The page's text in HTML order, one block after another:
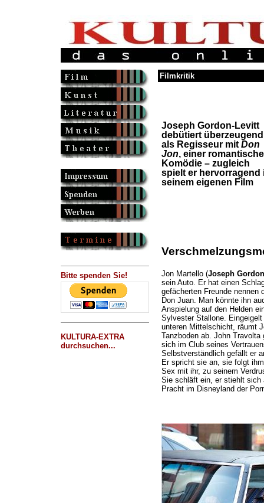
Bitte spenden Sie!
KULTURA-EXTRA
durchsuchen...
Filmkritik
Joseph Gordon-Levitt
debütiert überzeugend
als Regisseur mit Don
Jon, einer
Komödie – zugleich
spielt er hervorragend
seinem eigenen Film
Jon Martello (Joseph
sein Auto. Er hat einen
gefächerten Freunde nennen
Don Juan. Man könnte ihn
Anspielung auf den Helden
Sylvester Stallone.
unteren Mittelschicht, räumt
Tanzboden ab. John
sich im Club seines
Selbstverständlich gefällt er
Er spricht sie an, sie folgt
Sex mit ihr, zu seinem
Sie schläft ein, er stiehlt sich
Pracht im Disneyland der